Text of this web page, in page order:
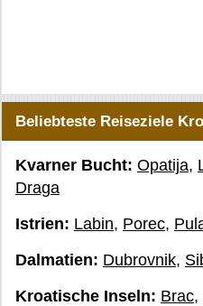
Beliebteste Reiseziele
Kvarner Bucht: Opatija,
Draga
Istrien: Labin, Porec,
Dalmatien: Dubrovnik,
Kroatische Inseln: Brac,